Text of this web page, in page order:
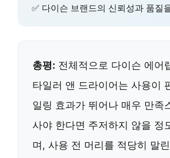
✅ 다이슨 브랜드의 신뢰성과 품질
총평: 전체적으로 다이슨 에어
타일러 앤 드라이어는 사용이
일링 효과가 뛰어나 매우 만족
사야 한다면 주저하지 않을 정
며, 사용 전 머리를 적당히 말